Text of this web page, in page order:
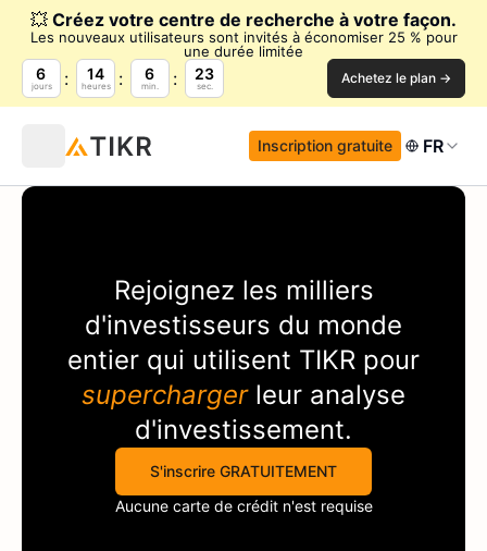
💥 Créez votre centre de recherche à votre façon.
Les nouveaux utilisateurs sont invités à économiser 25 % pour
une durée limitée
6
jours
14
heures
6
min.
23
sec. Achetez le plan →
Inscription gratuite FR
Rejoignez les milliers
d'investisseurs du monde
entier qui utilisent TIKR pour
superchargerleur analyse
d'investissement.
S'inscrire GRATUITEMENT
Aucune carte de crédit n'est requise